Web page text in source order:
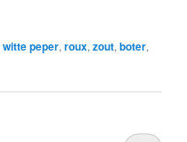
witte peper, roux, zout, boter,